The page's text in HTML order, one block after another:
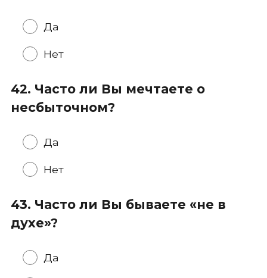
Да
Нет
42. Часто ли Вы мечтаете о
несбыточном?
Да
Нет
43. Часто ли Вы бываете «не в
духе»?
Да